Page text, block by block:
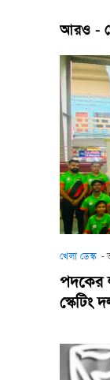
আরও -
খেলা ডেস্ক -
পদকের
স্কেটিং